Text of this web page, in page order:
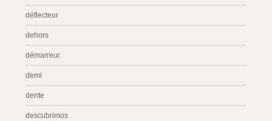
déflecteur
dehors
démarreur
demi
dente
descubrimos